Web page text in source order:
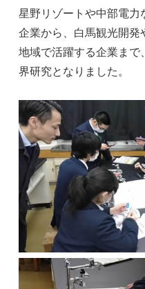
星野リゾートや中部電力
企業から、白馬観光開発
地域で活躍する企業まで
界研究となりました。